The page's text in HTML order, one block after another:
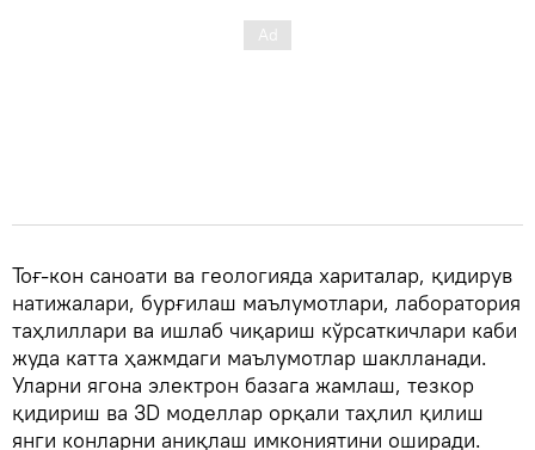
Тоғ-кон саноати ва геологияда хариталар, қидирув
натижалари, бурғилаш маълумотлари, лаборатория
таҳлиллари ва ишлаб чиқариш кўрсаткичлари каби
жуда катта ҳажмдаги маълумотлар шаклланади.
Уларни ягона электрон базага жамлаш, тезкор
қидириш ва 3D моделлар орқали таҳлил қилиш
янги конларни аниқлаш имкониятини оширади.